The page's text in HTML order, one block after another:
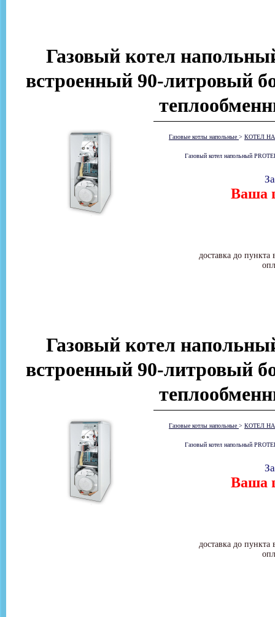
Газовый котел
встроенный 90-литровый
Газовые котлы напольные > КОТЕЛ
Газовый котел напольный
Ваша
доставка до
Газовый котел
встроенный 90-литровый
Газовые котлы напольные > КОТЕЛ
Газовый котел напольный
Ваша
доставка до